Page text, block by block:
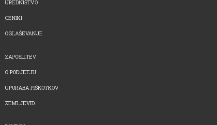
UREDNIŠTVO
CENIKI
OGLAŠEVANJE
ZAPOSLITEV
O PODJETJU
UPORABA PIŠKOTKOV
ZEMLJEVID